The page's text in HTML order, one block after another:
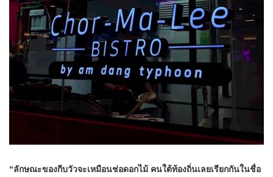
“ลักษณะของกีบวัวจะเหมือนช่อดอกไม้ คนใต้ท้องถิ่นเลยเรียกกันในชื่อ